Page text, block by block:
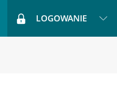
LOGOWANIE